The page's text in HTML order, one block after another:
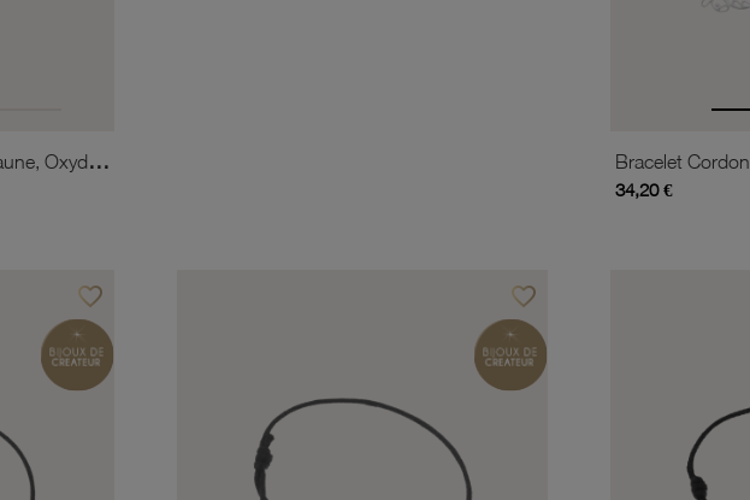
Bracelet Cordon Doré En Or Jaune, Oxyde De Zirconium
Bracelet
34,20 €
favorite_borderAjouter à vos favoris favorite_borderAjouter à vos favoris